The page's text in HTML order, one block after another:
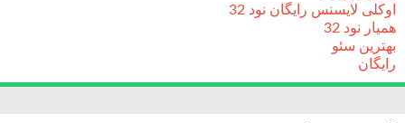
اوکلی لایسنس رایگان نود 32
همیار نود 32
بهترین سئو
رایگان